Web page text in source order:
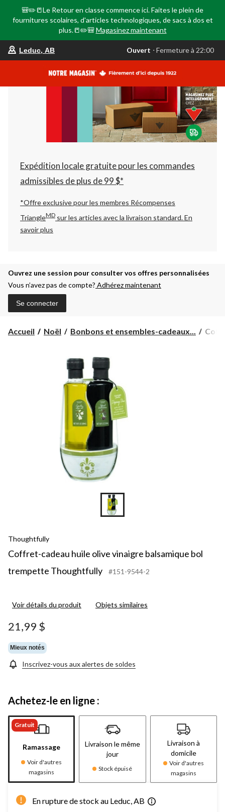
🎒✏️📒Le Retour en classe commence ici. Faites le plein de
fournitures scolaires, d'articles technologiques, de sacs à dos et
plus.📒✏️🎒 Magasinez maintenant
votre
est
AB,
Ouvert,
Fermeture
à
22:00
changer
Leduc, AB Ouvert ⋅ Fermeture à 22:00
Expédition locale gratuite pour les commandes
admissibles de plus de 99 $*
*Offre exclusive pour les membres Récompenses
TriangleMD sur les articles avec la livraison standard.En
savoir plus
Ouvrez une session pour consulter vos offres personnalisées
Vous n’avez pas de compte? Adhérez maintenant
Se connecter
Accueil Noël Bonbons et ensembles-cadeaux...
Thoughtfully
Coffret-cadeau huile olive vinaigre balsamique bol
trempette Thoughtfully
#151-9544-2
Voir détails du produit Objets similaires
21,99 $
Mieux notés
Inscrivez-vous aux alertes de soldes
Achetez-le en ligne :
Gratuit
Ramassage
Voir d'autres
magasins
Livraison le même
jour
Stock épuisé
Livraison à
domicile
Voir d'autres
magasins
En rupture de stock au Leduc, AB